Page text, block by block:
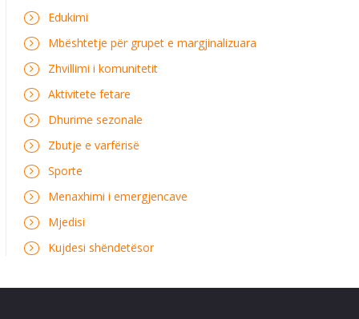
Edukimi
Mbështetje për grupet e margjinalizuara
Zhvillimi i komunitetit
Aktivitete fetare
Dhurime sezonale
Zbutje e varfërisë
Sporte
Menaxhimi i emergjencave
Mjedisi
Kujdesi shëndetësor